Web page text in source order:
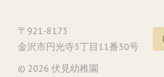
〒921-8173
金沢市円光寺3丁目11番30号
© 2026 伏見幼稚園